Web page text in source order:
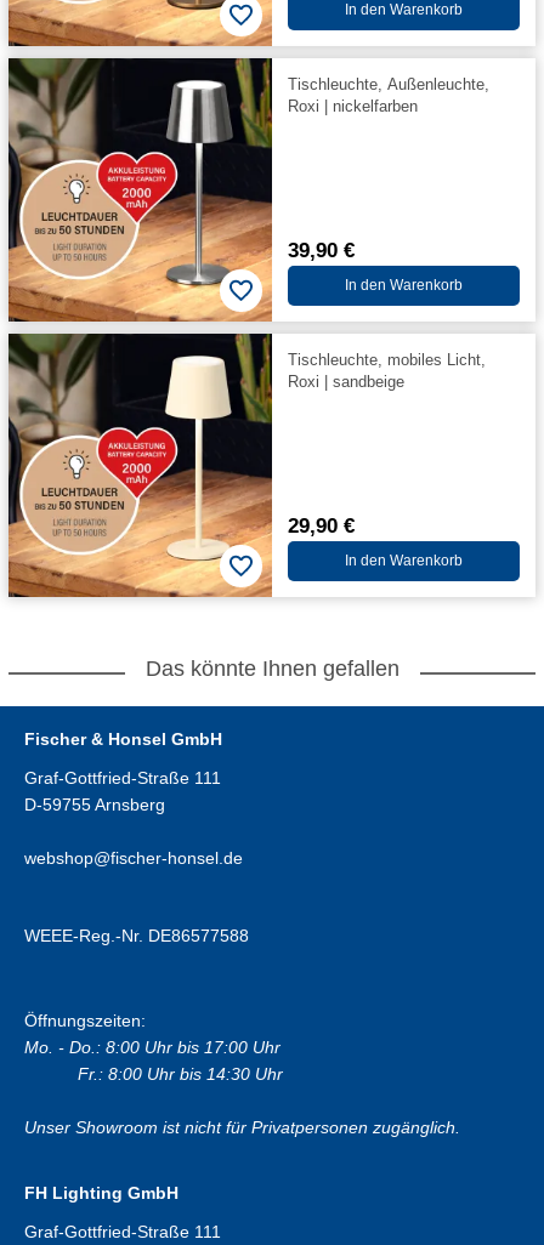
In den Warenkorb
Tischleuchte, Außenleuchte,
Roxi | nickelfarben
39,90 €
In den Warenkorb
Tischleuchte, mobiles Licht,
Roxi | sandbeige
29,90 €
In den Warenkorb
Das könnte Ihnen gefallen
Fischer & Honsel GmbH
Graf-Gottfried-Straße 111
D-59755 Arnsberg
webshop@fischer-honsel.de
WEEE-Reg.-Nr. DE86577588
Öffnungszeiten:
Mo. - Do.: 8:00 Uhr bis 17:00 Uhr
Fr.: 8:00 Uhr bis 14:30 Uhr
Unser Showroom ist nicht für Privatpersonen zugänglich.
FH Lighting GmbH
Graf-Gottfried-Straße 111